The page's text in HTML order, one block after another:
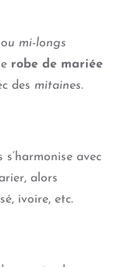
mi-longs
robe de mariée
des mitaines.
avec
alors
ivoire, etc.